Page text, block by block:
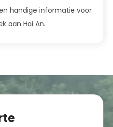
handige informatie voor
aan Hoi An.